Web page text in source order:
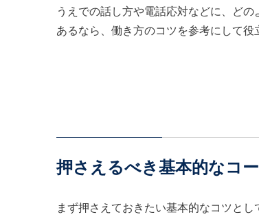
うえでの話し方や電話応対などに、ど
あるなら、働き方のコツを参考にして役
押さえるべき基本的なコ
まず押さえておきたい基本的なコツと